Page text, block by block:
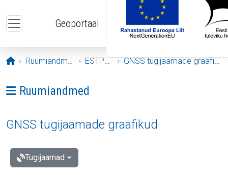
Geoportaal
Avaleht
Ruumiandmed ESTPOS GNSS tugijaamade graafikud
Ava menüü: Ruumiandmed
Ruumiandmed
GNSS tugijaamade graafikud
Tugijaamad